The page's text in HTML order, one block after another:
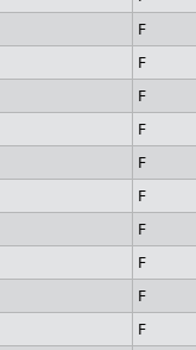
F
F
F
F
F
F
F
F
F
F